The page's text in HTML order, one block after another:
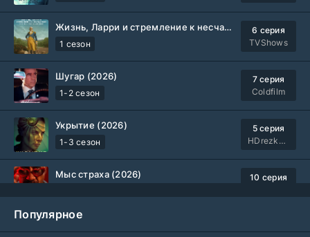
Жизнь, Ларри и стремление к несчастью: Почти история Америки (2026)
1 сезон
6 серия
TVShows
Шугар (2026)
1-2 сезон
7 серия
Coldfilm
Укрытие (2026)
1-3 сезон
5 серия
HDrezka Studio
Мыс страха (2026)
10 серия
Популярное